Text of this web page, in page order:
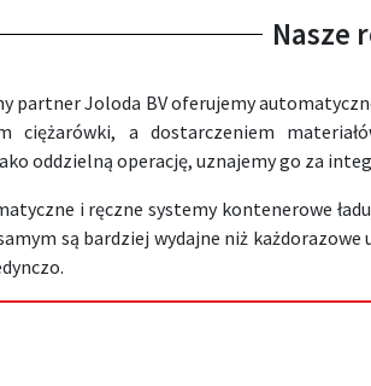
Nasze
partner Joloda BV oferujemy
ciężarówki, a dostarczeniem
oddzielną operację, uznajemy go za
i ręczne systemy kontenerowe
są bardziej wydajne niż